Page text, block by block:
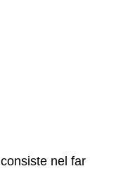
nel far